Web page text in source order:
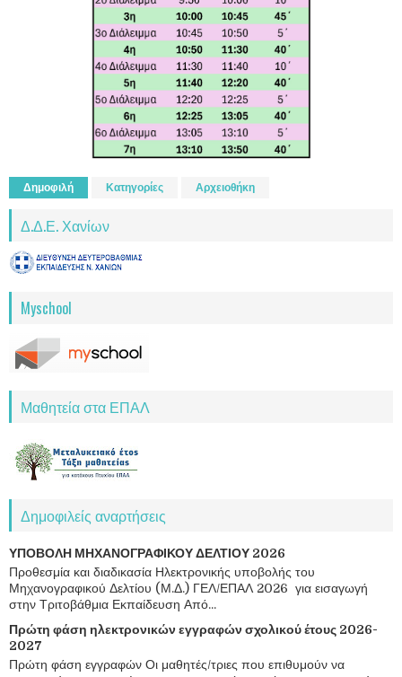
Δημοφιλή Κατηγορίες Αρχειοθήκη
Δ.Δ.Ε. Χανίων
Myschool
Μαθητεία στα ΕΠΑΛ
Δημοφιλείς αναρτήσεις
ΥΠΟΒΟΛΗ ΜΗΧΑΝΟΓΡΑΦΙΚΟΥ ΔΕΛΤΙΟΥ 2026
Προθεσμία και διαδικασία Ηλεκτρονικής υποβολής του
Μηχανογραφικού Δελτίου (Μ.Δ.) ΓΕΛ/ΕΠΑΛ 2026 για εισαγωγή
στην Τριτοβάθμια Εκπαίδευση Από...
Πρώτη φάση ηλεκτρονικών εγγραφών σχολικού έτους 2026-
2027
Πρώτη φάση εγγραφών Οι μαθητές/τριες που επιθυμούν να